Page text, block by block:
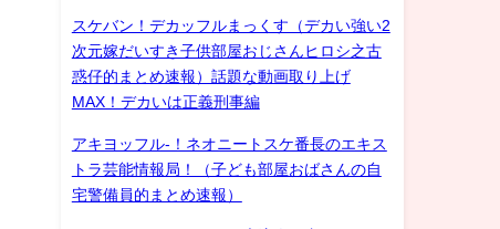
スケバン！デカッフルまっくす（デカい強い2
次元嫁だいすき子供部屋おじさんヒロシ之古
惑仔的まとめ速報）話題な動画取り上げ
MAX！デカいは正義刑事編
アキヨッフル-！ネオニートスケ番長のエキス
トラ芸能情報局！（子ども部屋おばさんの自
宅警備員的まとめ速報）